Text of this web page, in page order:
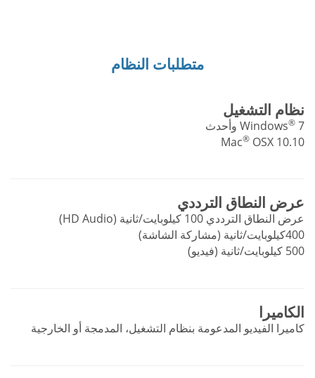
متطلبات النظام
نظام التشغيل
Windows® 7 وأحدث
Mac® OSX 10.10
عرض النطاق الترددي
عرض النطاق الترددي 100 كيلوبايت/ثانية (HD Audio)
400كيلوبايت/ثانية (مشاركة الشاشة)
500 كيلوبايت/ثانية (فيديو)
الكاميرا
كاميرا الفيديو المدعومة بنظام التشغيل، المدمجة أو الخارجية